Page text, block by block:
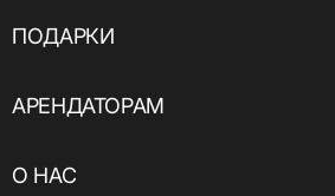
ПОДАРКИ
АРЕНДАТОРАМ
О НАС